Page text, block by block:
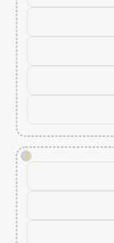
!